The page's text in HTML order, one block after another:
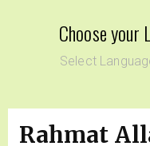
Choose your
Select
Rahmat